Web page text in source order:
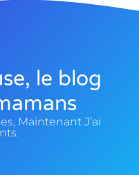
le blog
Maintenant J’ai